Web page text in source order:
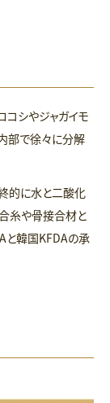
コシやジャガイモ
部で徐々に分解
的に水と二酸化
糸や骨接合材と
と韓国KFDAの承